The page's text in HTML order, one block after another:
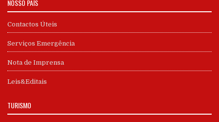
NOSSO PAÍS
Contactos Úteis
Serviços Emergência
Nota de Imprensa
Leis&Editais
TURISMO